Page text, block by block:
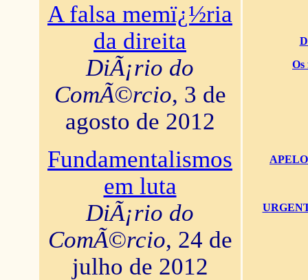
A falsa memï¿½ria
da direita
DiÃ¡rio do
ComÃ©rcio, 3 de
agosto de 2012
Fundamentalismos
em luta
DiÃ¡rio do
ComÃ©rcio, 24 de
julho de 2012
Os